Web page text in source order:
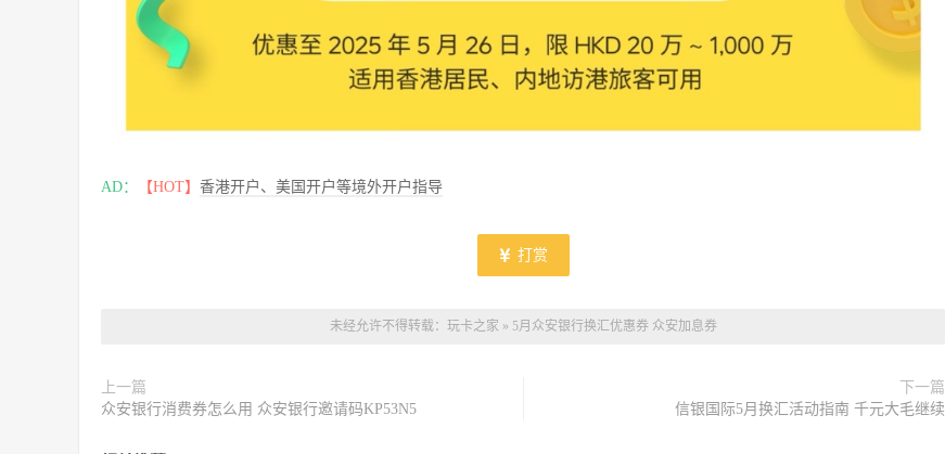
AD： 【HOT】 香港开户、美国开户等境外开户指导
打赏
未经允许不得转载： 玩卡之家 » 5月众安银行换汇优惠券 众安加息券
上一篇
众安银行消费券怎么用 众安银行邀请码KP53N5
下一篇
信银国际5月换汇活动指南 千元大毛继续